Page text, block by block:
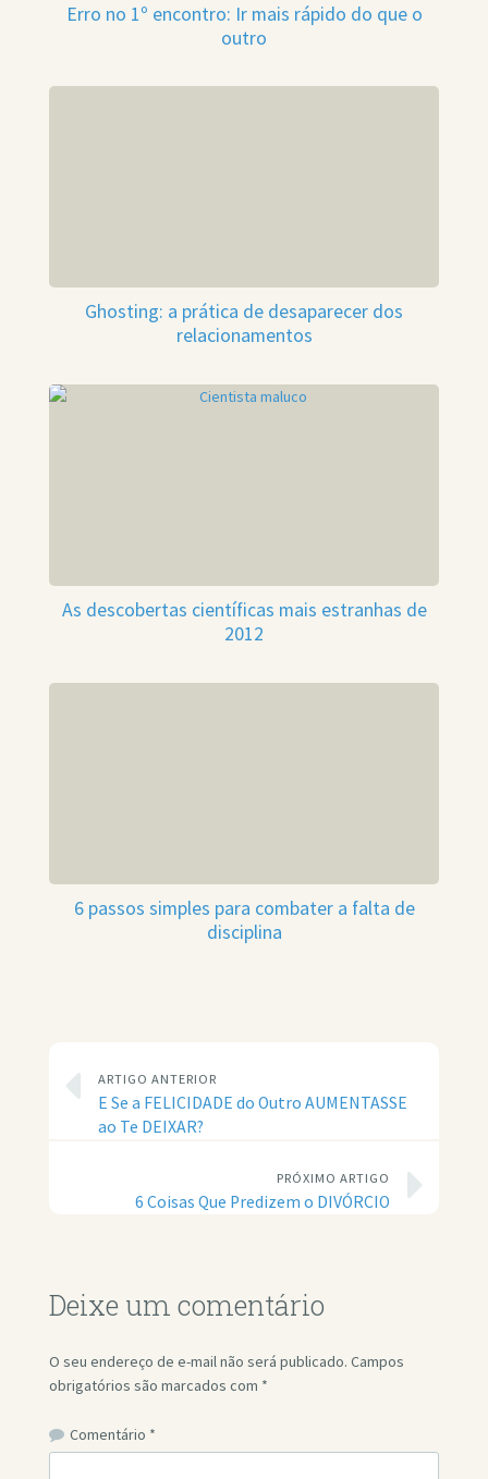
Erro no 1º encontro: Ir mais rápido do que o
outro
Ghosting: a prática de desaparecer dos
relacionamentos
As descobertas científicas mais estranhas de
2012
6 passos simples para combater a falta de
disciplina
ARTIGO ANTERIOR
E Se a FELICIDADE do Outro AUMENTASSE
ao Te DEIXAR?
PRÓXIMO ARTIGO
6 Coisas Que Predizem o DIVÓRCIO
Deixe um comentário
O seu endereço de e-mail não será publicado. Campos
obrigatórios são marcados com *
Comentário *